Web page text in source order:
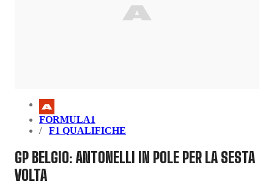
FORMULA1
F1 QUALIFICHE
GP BELGIO: ANTONELLI IN POLE PER LA SESTA
VOLTA